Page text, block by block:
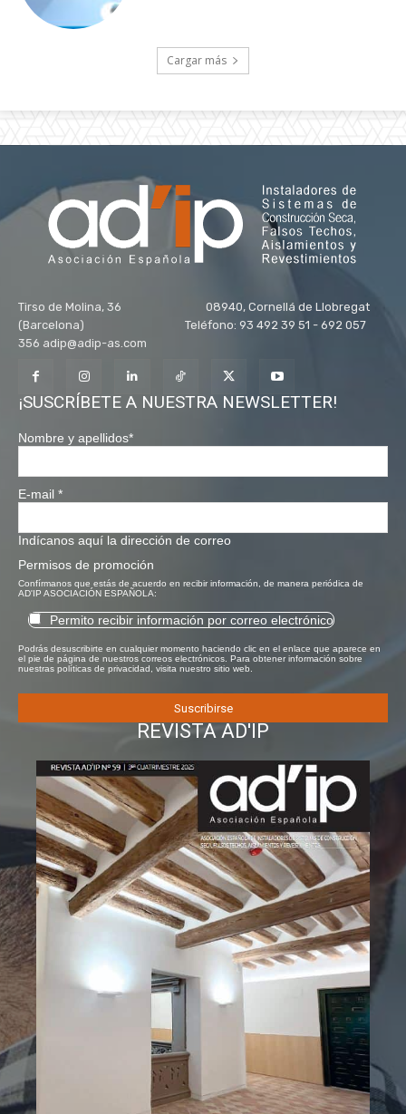
Cargar más
Tirso de Molina, 36 08940, Cornellá de Llobregat
(Barcelona) Teléfono: 93 492 39 51 - 692 057
356 adip@adip-as.com
¡SUSCRÍBETE A NUESTRA NEWSLETTER!
Nombre y apellidos*
E-mail *
Indícanos aquí la dirección de correo
Permisos de promoción
Confírmanos que estás de acuerdo en recibir información, de manera periódica de
AD'IP ASOCIACIÓN ESPAÑOLA:
Permito recibir información por correo electrónico
Podrás desuscribirte en cualquier momento haciendo clic en el enlace que aparece en
el pie de página de nuestros correos electrónicos. Para obtener información sobre
nuestras políticas de privacidad, visita nuestro sitio web.
REVISTA AD'IP